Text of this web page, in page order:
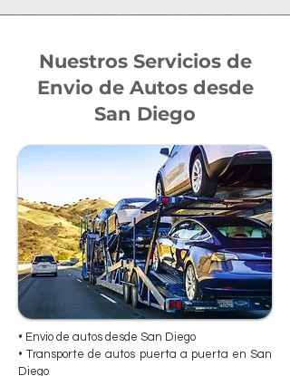
Nuestros Servicios de
Envio de Autos desde
San Diego
• Envio de autos desde San Diego
• Transporte de autos puerta a puerta en San
Diego